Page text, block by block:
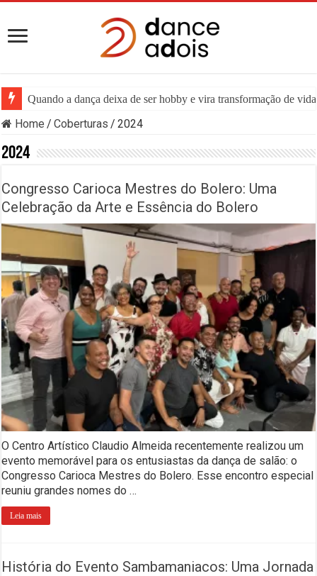
Quando a dança deixa de ser hobby e vira transformação de
Home / Coberturas / 2024
2024
Congresso Carioca Mestres do Bolero: Uma
Celebração da Arte e Essência do Bolero
O Centro Artístico Claudio Almeida recentemente realizou um
evento memorável para os entusiastas da dança de salão: o
Congresso Carioca Mestres do Bolero. Esse encontro especial
reuniu grandes nomes do …
Leia mais
História do Evento Sambamaniacos: Uma Jornada